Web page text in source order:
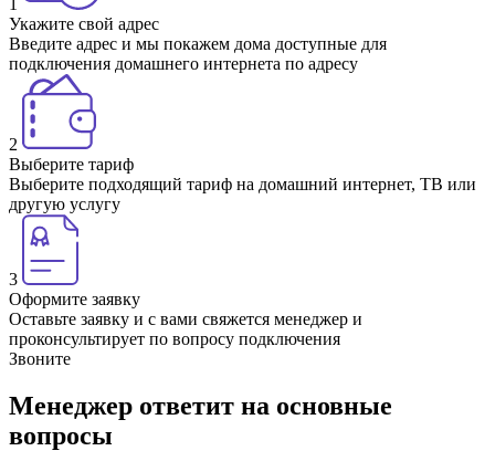
1
Укажите свой адрес
Введите адрес и мы покажем дома доступные для
подключения домашнего интернета по адресу
2
Выберите тариф
Выберите подходящий тариф на домашний интернет, ТВ или
другую услугу
3
Оформите заявку
Оставьте заявку и с вами свяжется менеджер и
проконсультирует по вопросу подключения
Звоните
Менеджер ответит на основные
вопросы